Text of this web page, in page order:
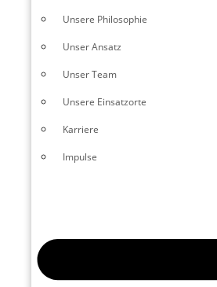
Unsere Philosophie
Unser Ansatz
Unser Team
Unsere Einsatzorte
Karriere
Impulse